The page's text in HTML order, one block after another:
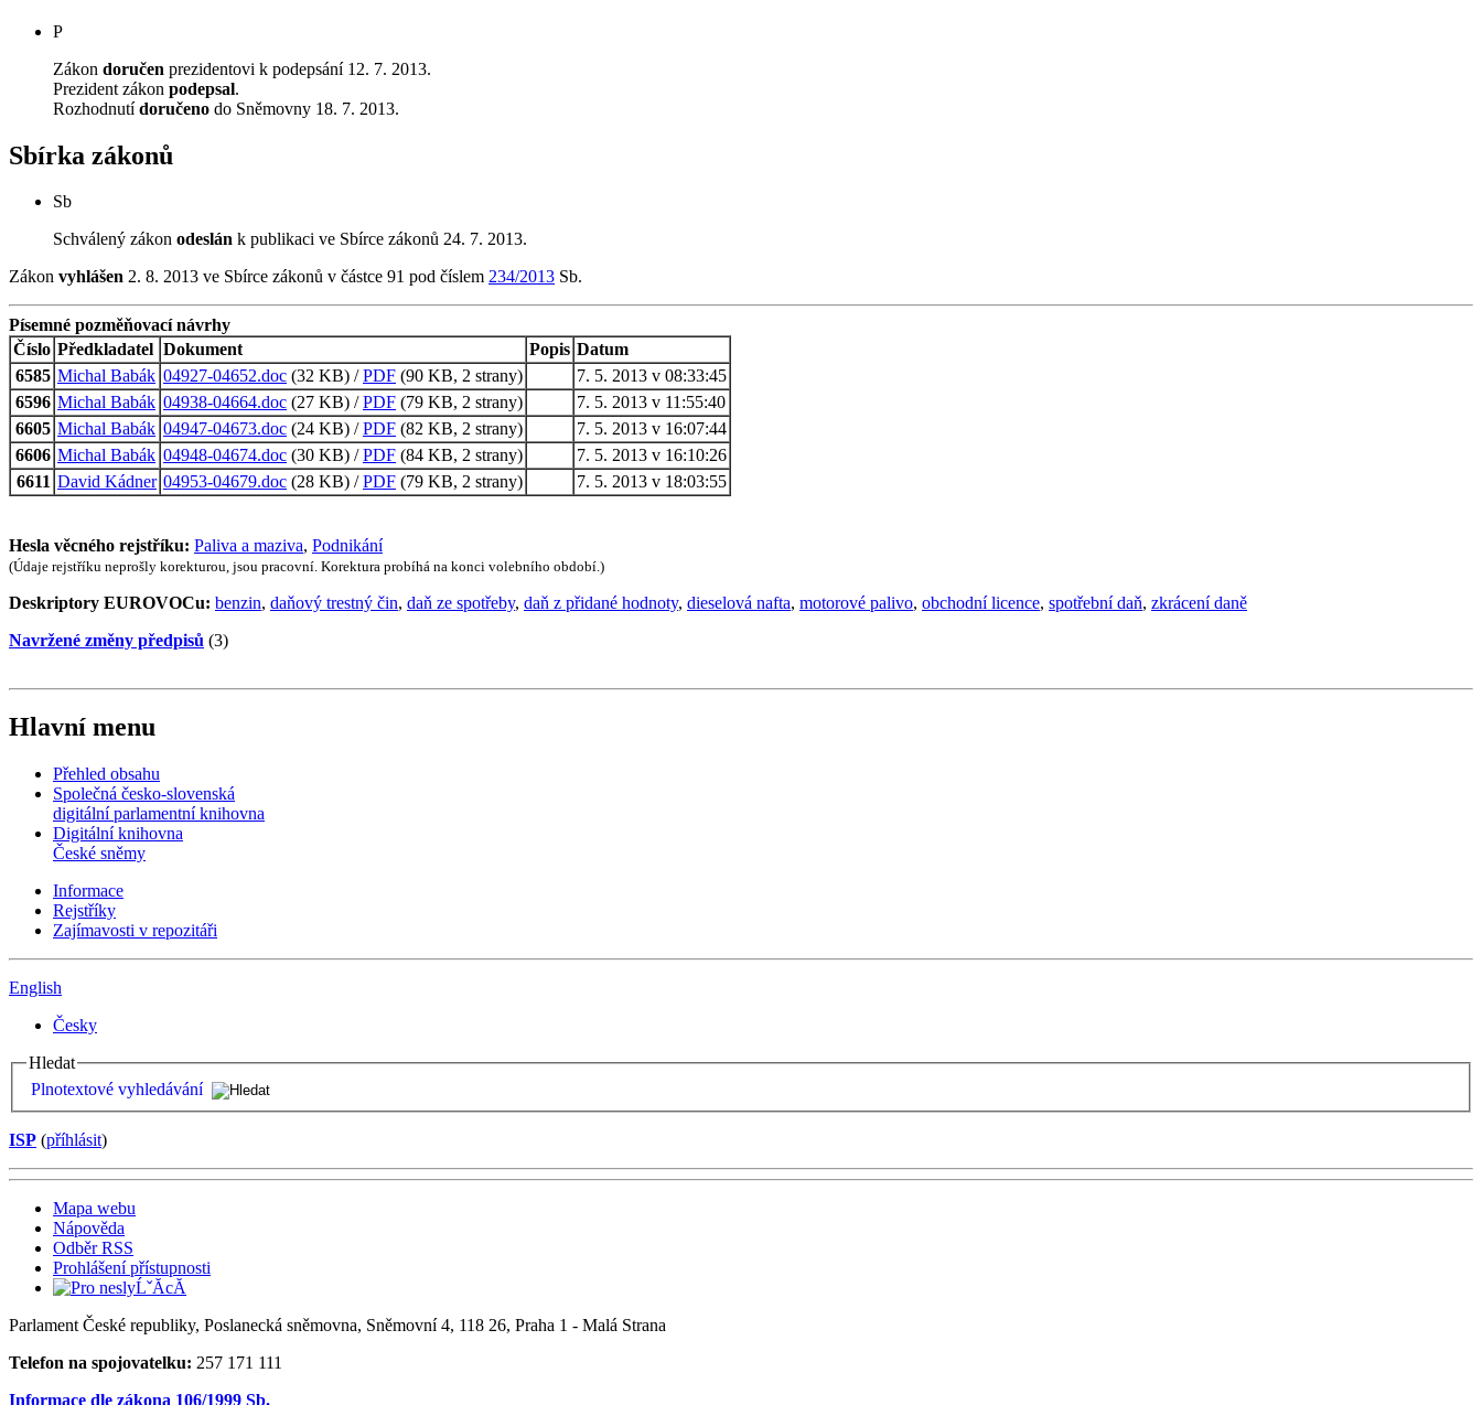
P
Zákon doručen prezidentovi k podepsání 12. 7. 2013.
Prezident zákon podepsal.
Rozhodnutídoručeno do Sněmovny 18. 7. 2013.
Sbírka zákonů
Sb
Schválený zákon odeslán k publikaci ve Sbírce zákonů 24. 7. 2013.
Zákon vyhlášen 2. 8. 2013 ve Sbírce zákonů v částce 91 pod číslem 234/2013 Sb.
Písemné pozměňovací návrhy
Číslo Předkladatel Dokument Popis Datum
6585 Michal Babák 04927-04652.doc (32 KB) /PDF (90 KB, 2 strany)
7. 5. 2013 v 08:33:45
6596 Michal Babák 04938-04664.doc (27 KB) /PDF (79 KB, 2 strany)
7. 5. 2013 v 11:55:40
6605 Michal Babák 04947-04673.doc (24 KB) /PDF (82 KB, 2 strany)
7. 5. 2013 v 16:07:44
6606 Michal Babák 04948-04674.doc (30 KB) /PDF (84 KB, 2 strany)
7. 5. 2013 v 16:10:26
6611 David Kádner 04953-04679.doc (28 KB) /PDF (79 KB, 2 strany) 7. 5. 2013 v 18:03:55
Hesla věcného rejstříku: Paliva a maziva, Podnikání
(Údaje rejstříku neprošly korekturou, jsou pracovní. Korektura probíhá na konci volebního období.)
Deskriptory EUROVOCu: benzin, daňový trestný čin, daň ze spotřeby, daň z přidané hodnoty, dieselová nafta, motorové palivo, obchodní licence, spotřební daň, zkrácení daně
Navržené změny předpisů (3)
Hlavní menu
Přehled obsahu
Společná česko-slovenská
digitální parlamentní knihovna
Digitální knihovna
České sněmy
Informace
Rejstříky
Zajímavosti v repozitáři
English
Česky
Hledat
Plnotextové vyhledávání
ISP (příhlásit)
Mapa webu
Nápověda
Odběr RSS
Prohlášení přístupnosti
Parlament České republiky, Poslanecká sněmovna, Sněmovní 4, 118 26, Praha 1 - Malá Strana
Telefon na spojovatelku: 257 171 111
Informace dle zákona 106/1999 Sb.